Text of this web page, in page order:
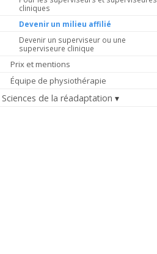
cliniques
Devenir un milieu affilié
Devenir un superviseur ou une
superviseure clinique
Prix et mentions
Équipe de physiothérapie
Sciences de la réadaptation